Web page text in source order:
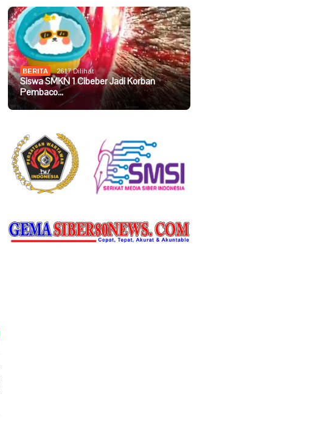
BERITA 2617 Dilihat
Siswa SMKN 1 Cibeber Jadi Korban
Pembaco…